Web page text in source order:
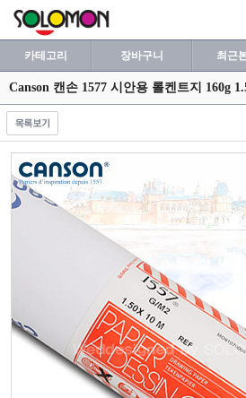
카테고리 장바구니 최근
Canson 캔손 1577 시안용 롤켄트지 160g